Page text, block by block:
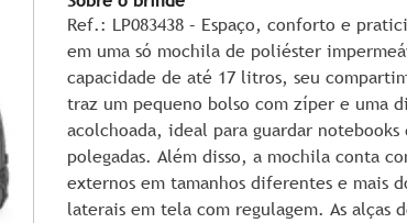
Ref.: LP083438 – Espaço, conforto e
em uma só mochila de poliéster
capacidade de até 17 litros, seu
traz um pequeno bolso com zíper e uma
acolchoada, ideal para guardar notebooks
polegadas. Além disso, a mochila conta
externos em tamanhos diferentes e mais
laterais em tela com regulagem. As alças